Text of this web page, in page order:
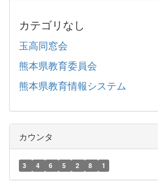
カテゴリなし
玉高同窓会
熊本県教育委員会
熊本県教育情報システム
カウンタ
3 4 6 5 2 8 1